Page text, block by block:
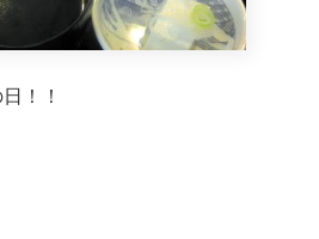
！！